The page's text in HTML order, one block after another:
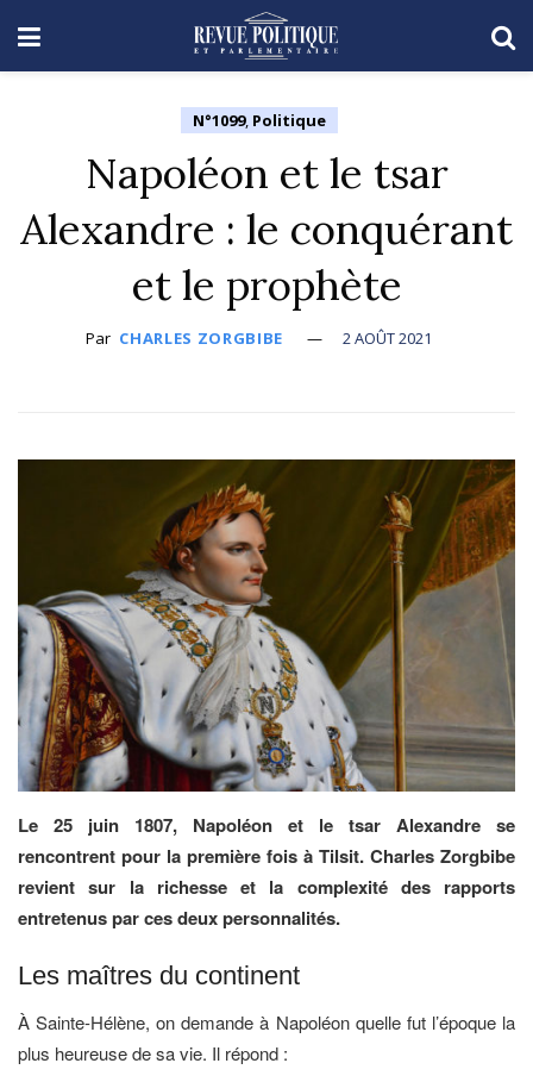
N°1099, Politique
Napoléon et le tsar
Alexandre : le conquérant
et le prophète
Par CHARLES ZORGBIBE 2 AOÛT 2021
Le 25 juin 1807, Napoléon et le tsar Alexandre se
rencontrent pour la première fois à Tilsit. Charles Zorgbibe
revient sur la richesse et la complexité des rapports
entretenus par ces deux personnalités.
Les maîtres du continent
À Sainte-Hélène, on demande à Napoléon quelle fut l’époque la
plus heureuse de sa vie. Il répond :